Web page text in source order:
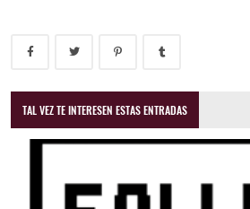
TAL VEZ TE INTERESEN ESTAS ENTRADAS